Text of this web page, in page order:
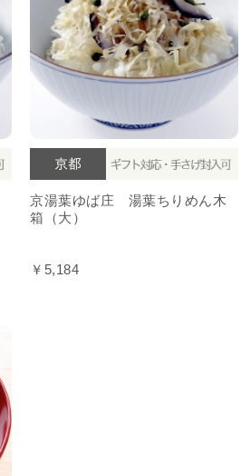
京湯葉ゆば庄 湯葉ちりめん木
箱（大）
￥5,184